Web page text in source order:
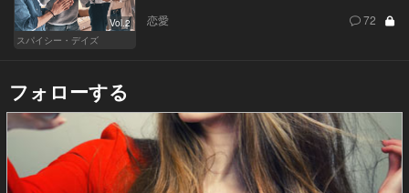
Vol.2
スパイシー・デイズ
恋愛 72
フォローする